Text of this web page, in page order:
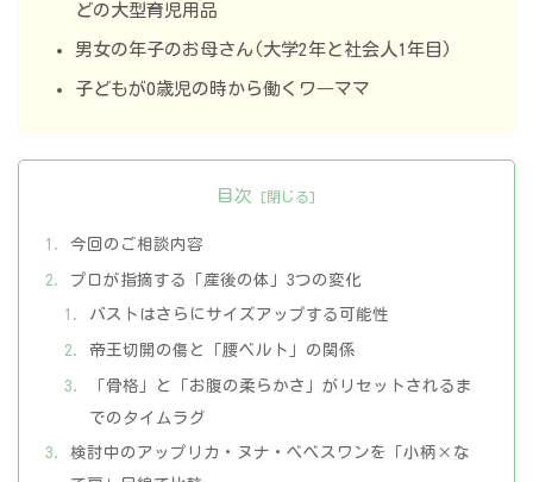
どの大型育児用品
男女の年子のお母さん(大学2年と社会人1年目)
子どもが0歳児の時から働くワ―ママ
目次
今回のご相談内容
プロが指摘する「産後の体」3つの変化
バストはさらにサイズアップする可能性
帝王切開の傷と「腰ベルト」の関係
「骨格」と「お腹の柔らかさ」がリセットされるま
でのタイムラグ
検討中のアップリカ・ヌナ・べべスワンを「小柄×な